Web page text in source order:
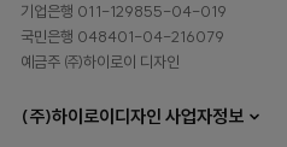
기업은행 011-129855-04-019
국민은행 048401-04-216079
예금주 ㈜하이로이 디자인
(주)하이로이디자인 사업자정보